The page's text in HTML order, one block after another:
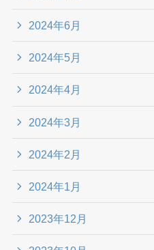
2024年6月
2024年5月
2024年4月
2024年3月
2024年2月
2024年1月
2023年12月